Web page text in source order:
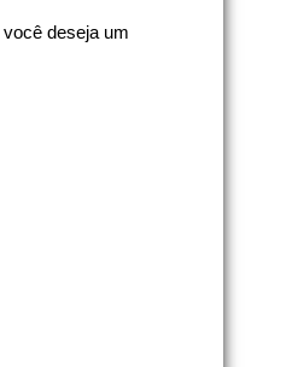
deseja um